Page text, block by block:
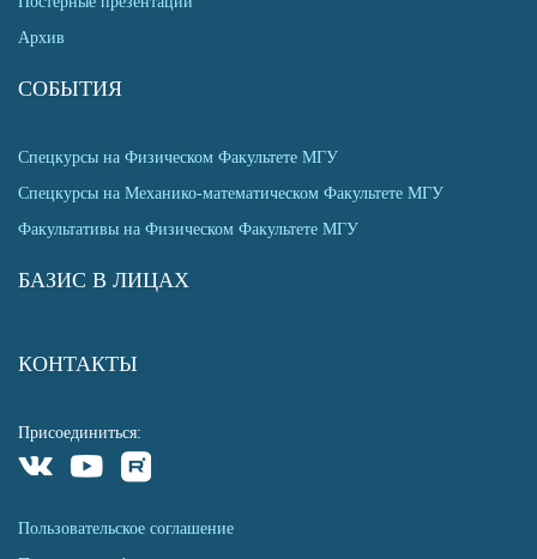
Архив
СОБЫТИЯ
Спецкурсы на Физическом Факультете МГУ
Спецкурсы на Механико-математическом Факультете МГУ
Факультативы на Физическом Факультете МГУ
БАЗИС В ЛИЦАХ
КОНТАКТЫ
Присоединиться:
Пользовательское соглашение